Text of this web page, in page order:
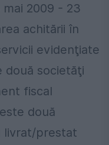
2009 - 23
achitării în
evidenţiate
două societăţi
fiscal
două
livrat/prestat